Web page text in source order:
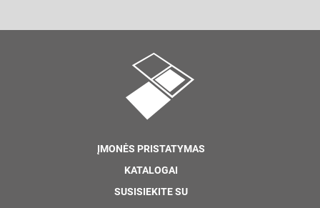
ĮMONĖS PRISTATYMAS
KATALOGAI
SUSISIEKITE SU